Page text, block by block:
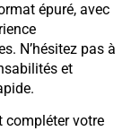
épuré, avec
N’hésitez pas à
et
compléter votre